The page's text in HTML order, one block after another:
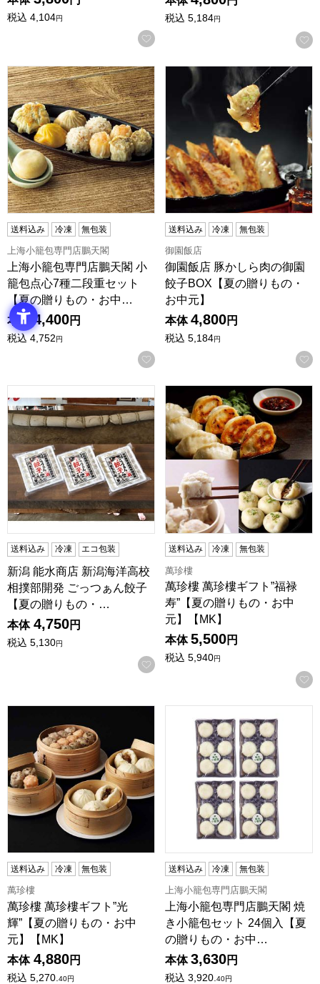
税込 4,104円
お気に入りに登録する
税込 5,184円
上海小籠包専門店鵬天閣 小籠包点心7種二段重セット【夏の
送料込み 冷凍 無包装
上海小籠包専門店鵬天閣
上海小籠包専門店鵬天閣 小
籠包点心7種二段重セット
【夏の贈りもの・お中…
本体
4,400円
税込 4,752円
お気に入りに登録する
御園飯店 豚かしら肉の御園
送料込み 冷凍 無包装
御園飯店
御園飯店 豚かしら肉の御園
餃子BOX【夏の贈りもの・
お中元】
本体 4,800円
税込 5,184円
新潟 能水商店 新潟海洋高校相撲部開発 ごっつぁん餃子【
送料込み 冷凍 エコ包装
新潟 能水商店 新潟海洋高校
相撲部開発 ごっつぁん餃子
【夏の贈りもの・…
本体 4,750円
税込 5,130円
お気に入りに登録する
萬珍樓 萬珍樓ギフト”福禄寿
送料込み 冷凍 無包装
萬珍樓
萬珍樓 萬珍樓ギフト”福禄
寿”【夏の贈りもの・お中
元】【MK】
本体 5,500円
税込 5,940円
送料込み 冷凍 無包装
萬珍樓
萬珍樓 萬珍樓ギフト”光
輝”【夏の贈りもの・お中
元】【MK】
本体 4,880円
税込 5,270.40円
送料込み 冷凍 無包装
上海小籠包専門店鵬天閣
上海小籠包専門店鵬天閣 焼
き小籠包セット 24個入【夏
の贈りもの・お中…
本体 3,630円
税込 3,920. 40円